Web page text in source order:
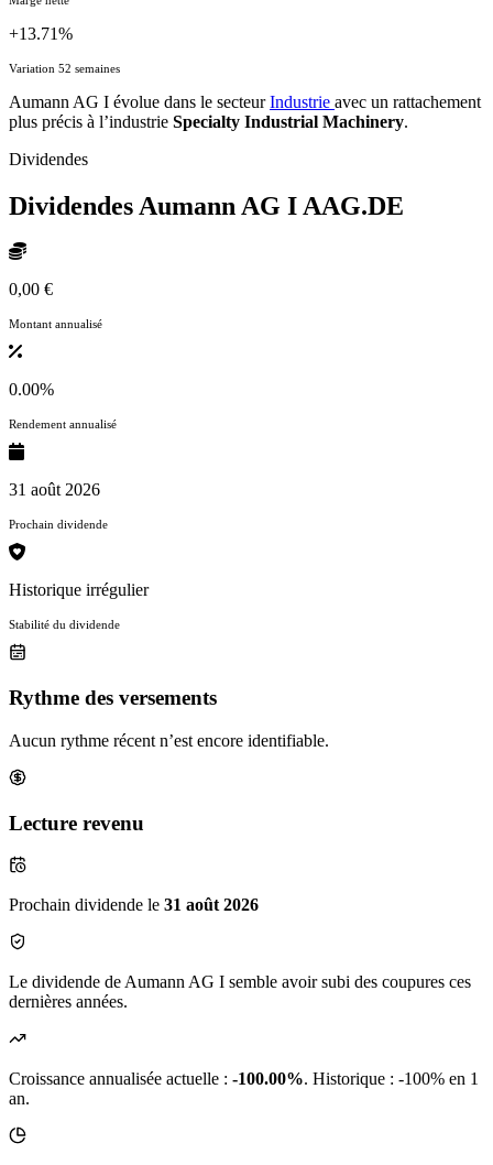
+13.71%
Variation 52 semaines
Aumann AG I évolue dans le secteurIndustrie avec un rattachement
plus précis à l’industrie Specialty Industrial Machinery.
Dividendes
Dividendes Aumann AG I AAG.DE
0,00 €
Montant annualisé
0.00%
Rendement annualisé
31 août 2026
Prochain dividende
Historique irrégulier
Stabilité du dividende
Rythme des versements
Aucun rythme récent n’est encore identifiable.
Lecture revenu
Prochain dividende le 31 août 2026
Le dividende de Aumann AG I semble avoir subi des coupures ces
dernières années.
Croissance annualisée actuelle : -100.00%. Historique : -100% en 1
an.